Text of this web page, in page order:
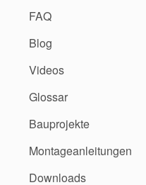
FAQ
Blog
Videos
Glossar
Bauprojekte
Montageanleitungen
Downloads